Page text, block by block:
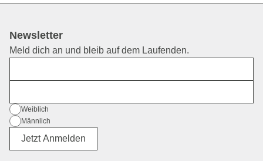
Newsletter
Meld dich an und bleib auf dem Laufenden.
Geschlecht
Weiblich
Männlich
Divers
Jetzt Anmelden